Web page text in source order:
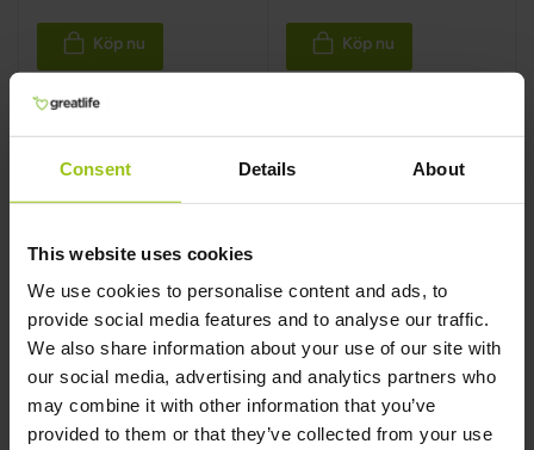
Consent Details About
This website uses cookies
We use cookies to personalise content and ads, to
provide social media features and to analyse our traffic.
We also share information about your use of our site with
our social media, advertising and analytics partners who
may combine it with other information that you’ve
provided to them or that they’ve collected from your use
Köp nu Köp nu
Flora Basic
Probiotika
GI Response –
Glutaminpulver